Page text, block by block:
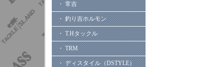
・ 常吉
・ 釣り吉ホルモン
・ T.Hタックル
・ TRM
・ ディスタイル（DSTYLE）